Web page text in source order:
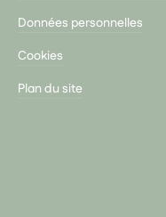
Données personnelles
Cookies
Plan du site